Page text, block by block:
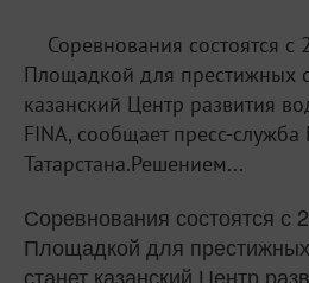
Соревнования состоятся с
Площадкой для престижных
казанский Центр развития
FINA, сообщает пресс-служба
Татарстана.Решением...
Соревнования состоятся с
Площадкой для
станет казанский Центр